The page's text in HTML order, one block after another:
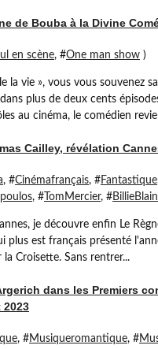
de Bouba à la Divine
en scène, #One man show )
la vie », vous vous souvenez
plus de deux cents
au cinéma, le comédien
Cailley, révélation
, #Cinémafrançais, #Fantastique
, # TomMercier, #BillieBlain
je découvre enfin Le
plus est français présenté
Croisette. Sans rentrer...
dans les Premiers
2023
, #Musiqueromantique, #